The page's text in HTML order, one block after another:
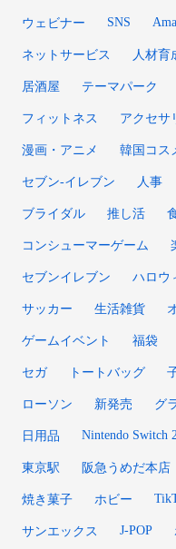
ウェビナー SNS
ネットサービス 人材育
居酒屋 テーマパーク
フィットネス アクセサ
漫画・アニメ 韓国コス
セブン‐イレブン 人事
ブライダル 推し活
コンシューマーゲーム
セブンイレブン ハロウ
サッカー 生活雑貨
ゲームイベント 福袋
セガ トートバッグ
ローソン 新発売 グ
日用品 Nintendo Switch
東京駅 阪急うめだ本店
焼き菓子 ホビー
サンエックス J-POP